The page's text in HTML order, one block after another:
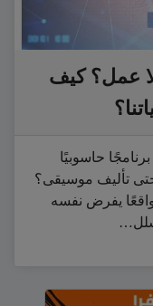
عمل؟ كيف
حاسوبيًا
تأليف موسيقى؟
واقعًا يفرض نفسه